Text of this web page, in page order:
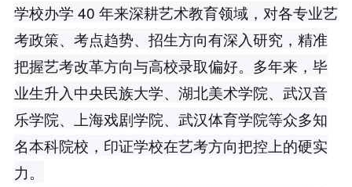
学校办学 40 年来深耕艺术教育领域，对各专业艺
考政策、考点趋势、招生方向有深入研究，精准
把握艺考改革方向与高校录取偏好。多年来，毕
业生升入中央民族大学、湖北美术学院、武汉音
乐学院、上海戏剧学院、武汉体育学院等众多知
名本科院校，印证学校在艺考方向把控上的硬实
力。